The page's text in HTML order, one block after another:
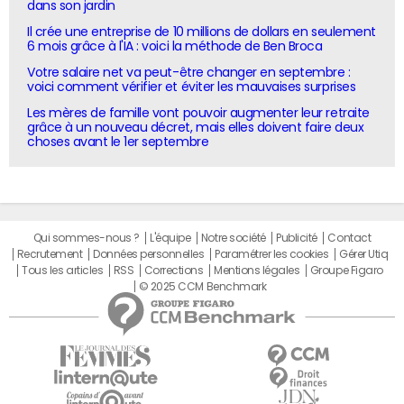
dans son jardin
Il crée une entreprise de 10 millions de dollars en seulement
6 mois grâce à l'IA : voici la méthode de Ben Broca
Votre salaire net va peut-être changer en septembre :
voici comment vérifier et éviter les mauvaises surprises
Les mères de famille vont pouvoir augmenter leur retraite
grâce à un nouveau décret, mais elles doivent faire deux
choses avant le 1er septembre
Qui sommes-nous ? L'équipe Notre société Publicité
Contact
Recrutement
Données personnelles Paramétrer les cookies
Gérer Utiq
Tous les articles
RSS Corrections Mentions légales
Groupe Figaro
© 2025 CCM Benchmark